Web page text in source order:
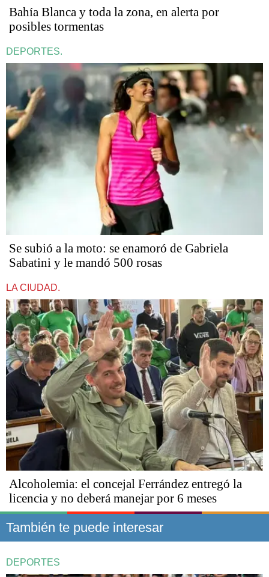
Bahía Blanca y toda la zona, en alerta por
posibles tormentas
DEPORTES.
Se subió a la moto: se enamoró de Gabriela
Sabatini y le mandó 500 rosas
LA CIUDAD.
Alcoholemia: el concejal Ferrández entregó la
licencia y no deberá manejar por 6 meses
También te puede interesar
DEPORTES